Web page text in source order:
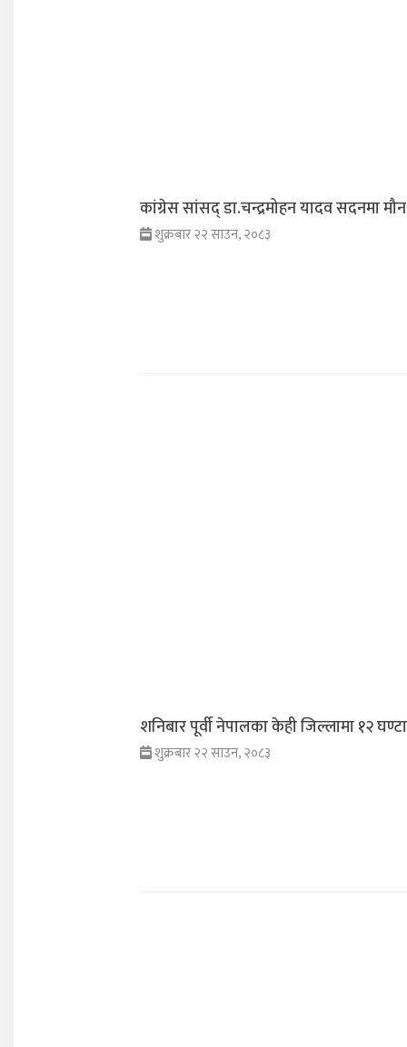
कांग्रेस सांसद् डा‍‍.चन्द्रमोहन यादव सदनमा
शुक्रबार २२ साउन, २०८३
शनिबार पूर्वी नेपालका केही जिल्लामा १२
शुक्रबार २२ साउन, २०८३